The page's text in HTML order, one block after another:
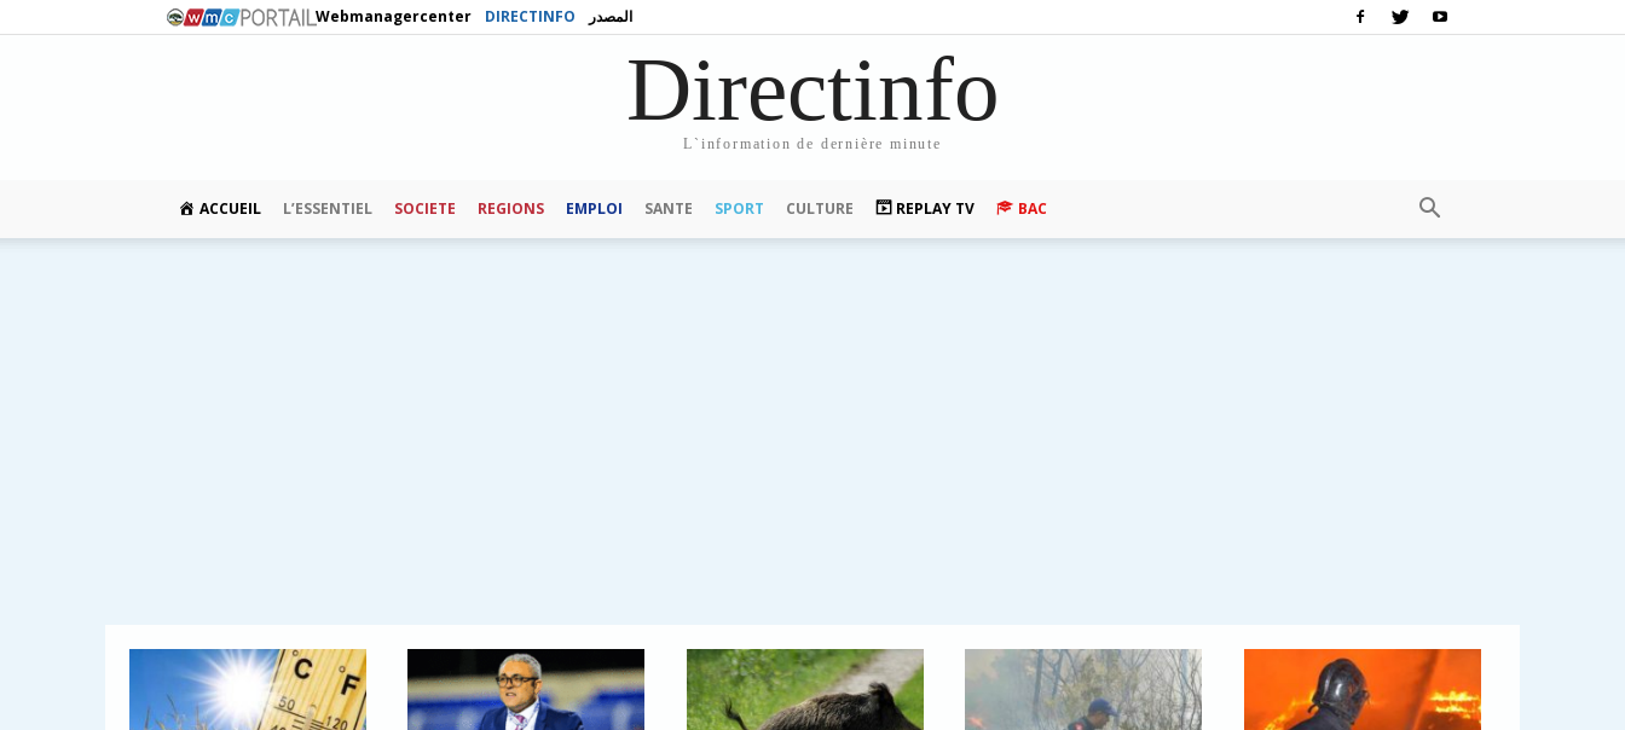
Webmanagercenter DIRECTINFO المصدر
Directinfo
L`information de dernière minute
ACCUEIL L’ESSENTIEL SOCIETE REGIONS EMPLOI SANTE SPORT CULTURE REPLAY TV BAC